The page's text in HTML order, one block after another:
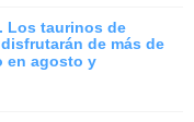
Los taurinos de
de más de
en agosto y